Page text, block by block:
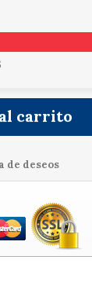
carrito
de deseos